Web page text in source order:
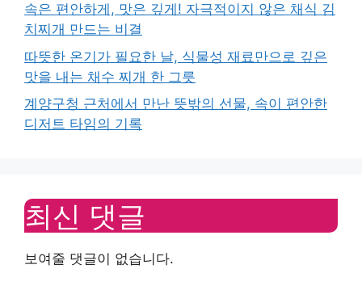
속은 편안하게, 맛은 깊게! 자극적이지 않은 채식 김
치찌개 만드는 비결
따뜻한 온기가 필요한 날, 식물성 재료만으로 깊은
맛을 내는 채수 찌개 한 그릇
계양구청 근처에서 만난 뜻밖의 선물, 속이 편안한
디저트 타임의 기록
최신 댓글
보여줄 댓글이 없습니다.